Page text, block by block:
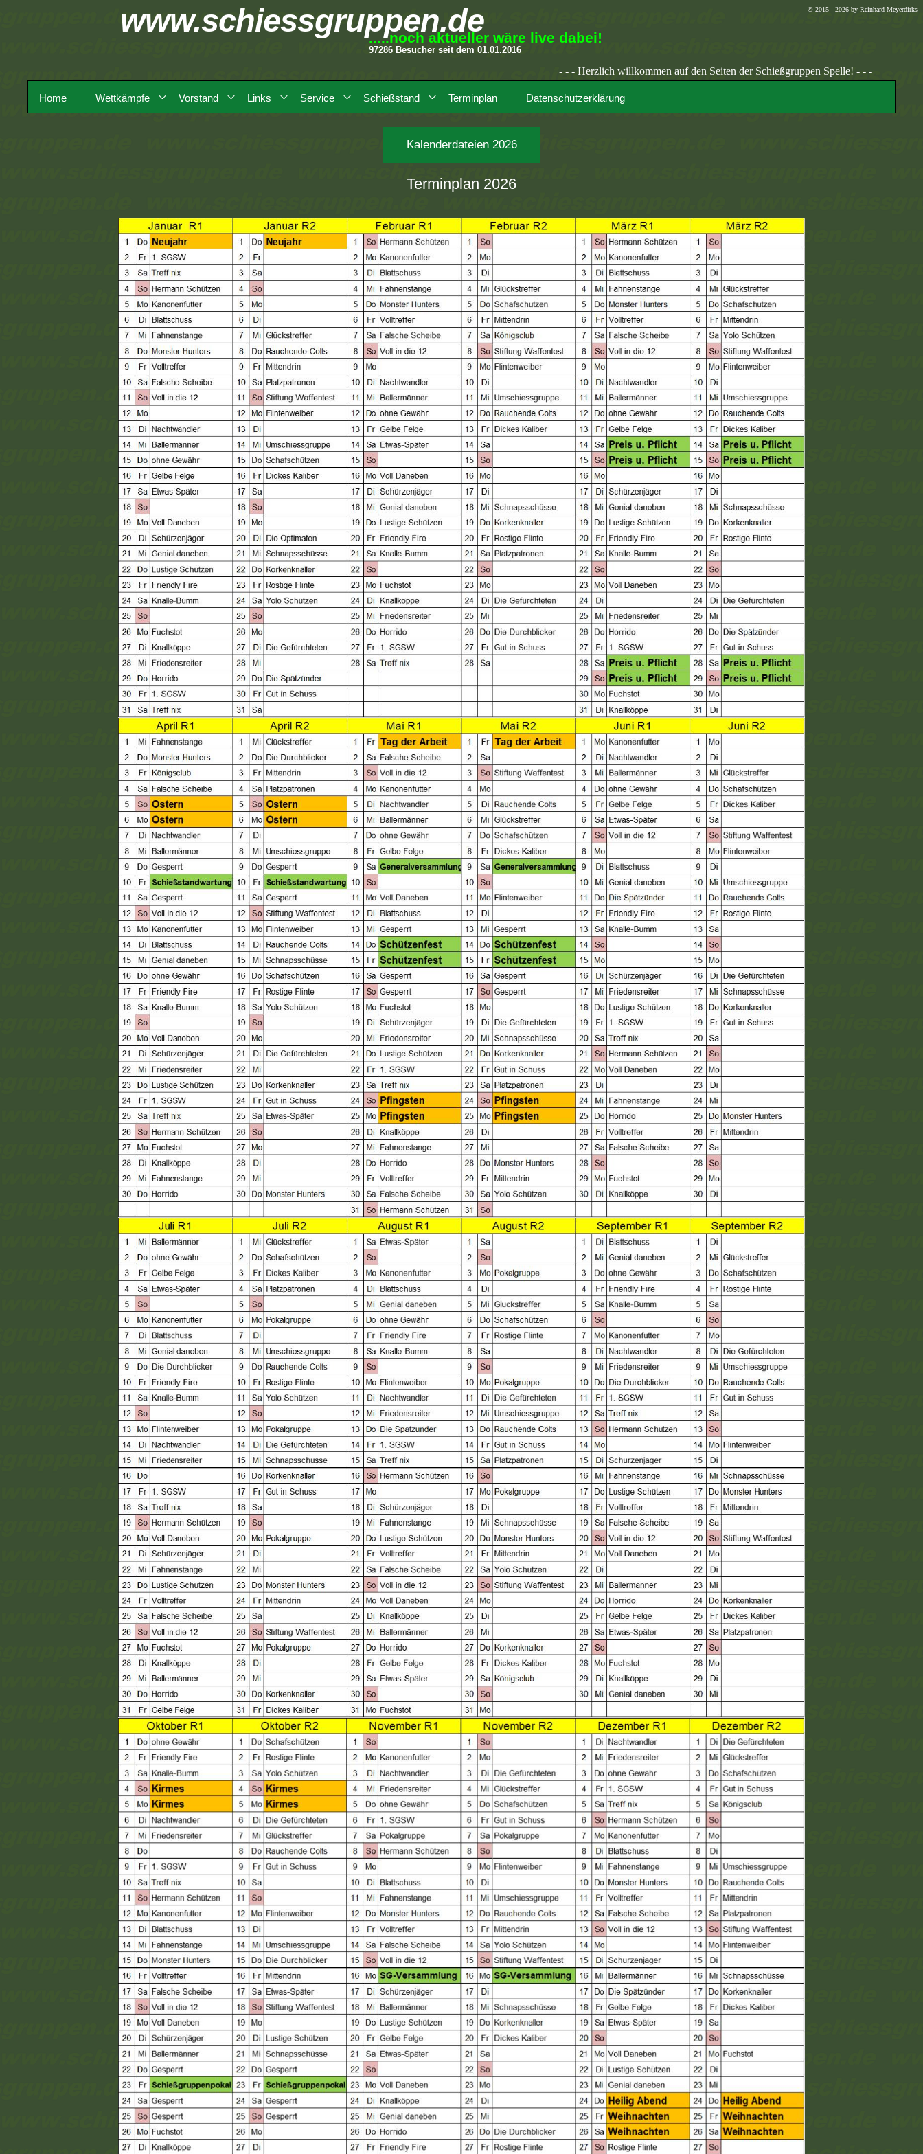
© 2015 - 2026 by Reinhard Meyerdirks
www.schiessgruppen.de
.....noch aktueller wäre live dabei!
97286 Besucher seit dem 01.01.2016
Home Wettkämpfe Vorstand Links Service Schießstand Terminplan Datenschutzerklärung
- - - Herzlich willkommen auf den Seiten der Schießgruppen Spelle! - - -
Kalenderdateien 2026
Terminplan 2026